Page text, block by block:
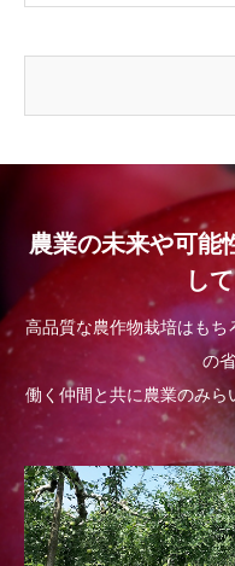
農業の未来や可能
し
高品質な農作物栽培はも
の
働く仲間と共に農業のみら